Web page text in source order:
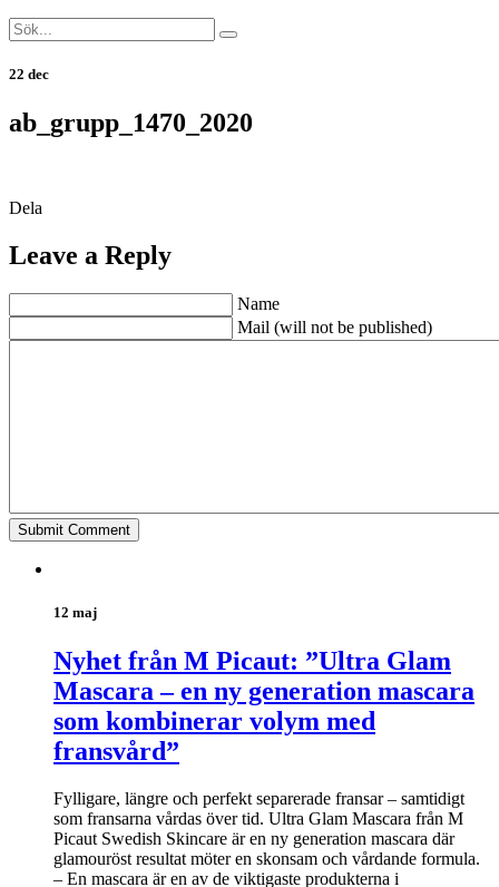
22 dec
ab_grupp_1470_2020
Dela
Leave a Reply
Name
Mail (will not be published)
12 maj
Nyhet från M Picaut: ”Ultra Glam
Mascara – en ny generation mascara
som kombinerar volym med
fransvård”
Fylligare, längre och perfekt separerade fransar – samtidigt
som fransarna vårdas över tid. Ultra Glam Mascara från M
Picaut Swedish Skincare är en ny generation mascara där
glamouröst resultat möter en skonsam och vårdande formula.
– En mascara är en av de viktigaste produkterna i